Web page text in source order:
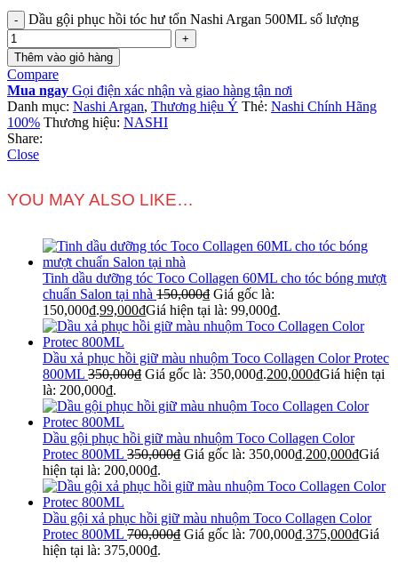
Dầu gội phục hồi tóc hư tổn Nashi Argan 500ML số lượng
Thêm vào giỏ hàng
Compare
Mua ngay Gọi điện xác nhận và giao hàng tận nơi
Danh mục: Nashi Argan, Thương hiệu Ý Thẻ: Nashi Chính Hãng
100% Thương hiệu: NASHI
Share:
Close
YOU MAY ALSO LIKE…
Tinh dầu dưỡng tóc Toco Collagen 60ML cho tóc bóng mượt
chuẩn Salon tại nhà 150,000₫ Giá gốc là:
150,000₫.99,000₫Giá hiện tại là: 99,000₫.
Dầu xả phục hồi giữ màu nhuộm Toco Collagen Color Protec
800ML 350,000₫ Giá gốc là: 350,000₫.200,000₫Giá hiện tại
là: 200,000₫.
Dầu gội phục hồi giữ màu nhuộm Toco Collagen Color
Protec 800ML 350,000₫ Giá gốc là: 350,000₫.200,000₫Giá
hiện tại là: 200,000₫.
Dầu gội xả phục hồi giữ màu nhuộm Toco Collagen Color
Protec 800ML 700,000₫ Giá gốc là: 700,000₫.375,000₫Giá
hiện tại là: 375,000₫.